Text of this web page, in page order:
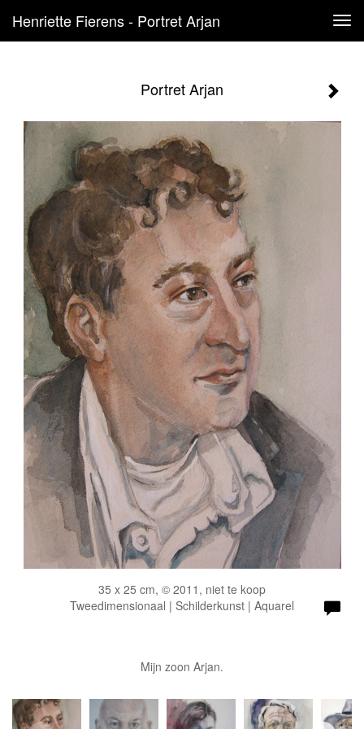
Henriette Fierens - Portret Arjan
Portret Arjan
35 x 25 cm, © 2011, niet te koop
Tweedimensionaal | Schilderkunst | Aquarel
Mijn zoon Arjan.